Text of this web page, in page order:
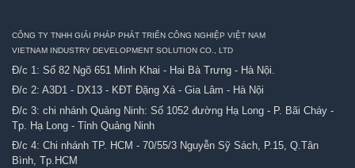
CÔNG TY TNHH GIẢI PHÁP PHÁT TRIỂN CÔNG NGHIỆP VIỆT NAM
VIETNAM INDUSTRY DEVELOPMENT SOLUTION CO., LTD
Đ/c 1: Số 82 Ngõ 651 Minh Khai - Hai Bà Trưng - Hà Nội.
Đ/c 2: A3D1 - DX13 - KĐT Đặng Xá - Gia Lâm - Hà Nội
Đ/c 3: chi nhánh Quảng Ninh: Số 1052 đường Hạ Long - P. Bãi Cháy -
Tp. Hạ Long - Tỉnh Quảng Ninh
Đ/c 4: Chi nhánh TP. HCM - 70/55/3 Nguyễn Sỹ Sách, P.15, Q.Tân
Bình, Tp.HCM